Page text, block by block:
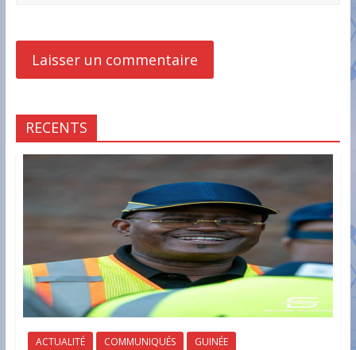
RECENTS
ACTUALITÉ COMMUNIQUÉS GUINÉE